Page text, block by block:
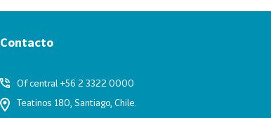
Contacto
Of central +56 2 3322 0000
Teatinos 180, Santiago, Chile.